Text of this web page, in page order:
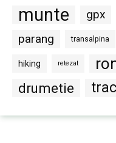
munte gpx
parang transalpina
hiking retezat
drumetie